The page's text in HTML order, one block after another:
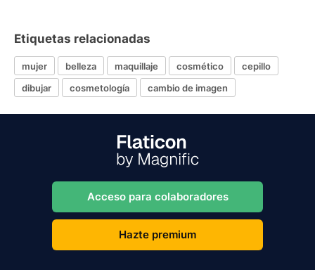
Etiquetas relacionadas
mujer belleza maquillaje cosmético
cepillo
dibujar
cosmetología cambio de imagen
Acceso para colaboradores
Hazte premium